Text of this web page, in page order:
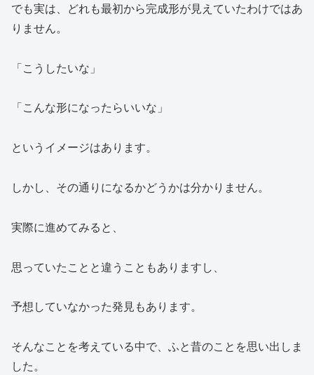
でも実は、どれも最初から完成形が見えていたわけではあ
りません。
「こうしたいな」
「こんな形になったらいいな」
というイメージはあります。
しかし、その通りになるかどうかは分かりません。
実際に進めてみると、
思っていたことと違うこともありますし、
予想していなかった発見もあります。
そんなことを考えている中で、ふと昔のことを思い出しま
した。